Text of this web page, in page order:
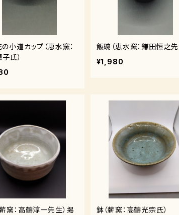
小道カップ（恵水窯：
氏）
飯碗（恵水窯：鎌田恒之先
¥1,980
窯：高鶴淳一先生）掲
鉢（薪窯：高鶴光宗氏）